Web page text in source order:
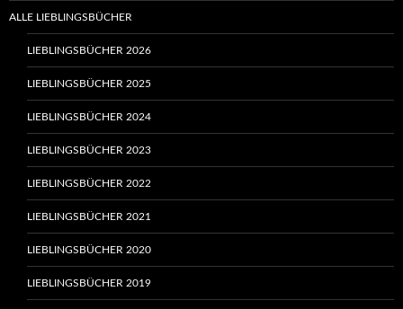
ALLE LIEBLINGSBÜCHER
LIEBLINGSBÜCHER 2026
LIEBLINGSBÜCHER 2025
LIEBLINGSBÜCHER 2024
LIEBLINGSBÜCHER 2023
LIEBLINGSBÜCHER 2022
LIEBLINGSBÜCHER 2021
LIEBLINGSBÜCHER 2020
LIEBLINGSBÜCHER 2019